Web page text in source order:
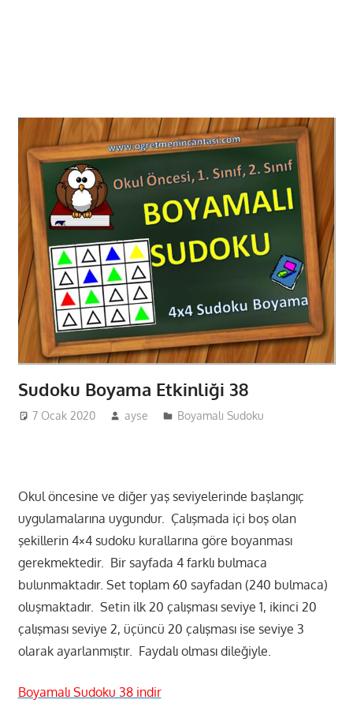
Sudoku Boyama Etkinliği 38
7 Ocak 2020 ayse Boyamalı Sudoku
Okul öncesine ve diğer yaş seviyelerinde başlangıç
uygulamalarına uygundur. Çalışmada içi boş olan
şekillerin 4×4 sudoku kurallarına göre boyanması
gerekmektedir. Bir sayfada 4 farklı bulmaca
bulunmaktadır. Set toplam 60 sayfadan (240 bulmaca)
oluşmaktadır. Setin ilk 20 çalışması seviye 1, ikinci 20
çalışması seviye 2, üçüncü 20 çalışması ise seviye 3
olarak ayarlanmıştır. Faydalı olması dileğiyle.
Boyamalı Sudoku 38 indir